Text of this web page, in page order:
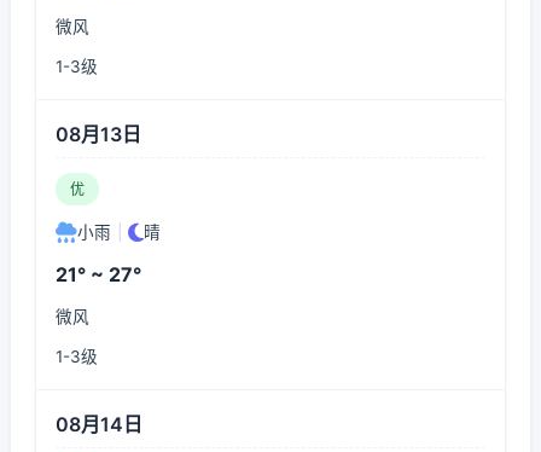
微风
1-3级
08月13日
优
小雨 晴
21° ~ 27°
微风
1-3级
08月14日